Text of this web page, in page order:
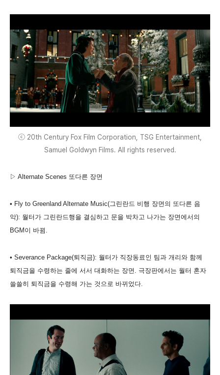
ⓒ 20th Century Fox Film Corporation, TSG Entertainment,
Samuel Goldwyn Films. All rights reserved.
▷ Alternate Scenes 또다른 장면
• Fly to Greenland Alternate Music(그린란드 비행 장면의 또다른 음
악): 월터가 그린란드행을 결심하고 문을 박차고 나가는 장면에서의
BGM이 바뀜.
• Severance Package(퇴직금): 월터가 직장동료인 팀과 개리와 함께
퇴직금을 수령하는 줄에 서서 대화하는 장면. 극장판에서는 월터 혼자
쓸쓸히 퇴직금을 수령해 가는 것으로 바뀌었다.